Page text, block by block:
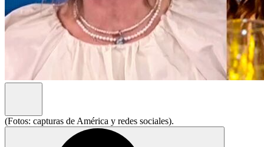
(Fotos: capturas de América y redes sociales).